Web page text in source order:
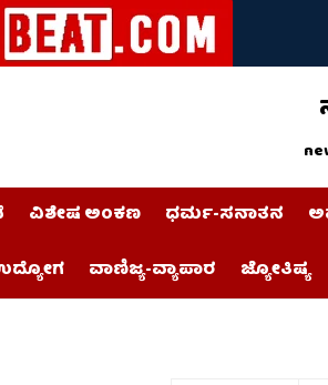
ವಿಶೇಷ ಅಂಕಣ ಧರ್ಮ-ಸನಾತನ
ಉದ್ಯೋಗ ವಾಣಿಜ್ಯ-ವ್ಯಾಪಾರ ಜ್ಯೋತಿಷ್ಯ